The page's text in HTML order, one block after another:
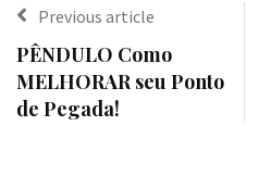
Previous article
PÊNDULO Como
MELHORAR seu Ponto
de Pegada!